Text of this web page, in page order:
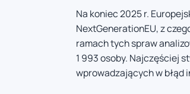
Na koniec 2025 r.
NextGenerationEU, z
ramach tych spraw
1 993 osoby. Najczęściej
wprowadzających w błąd